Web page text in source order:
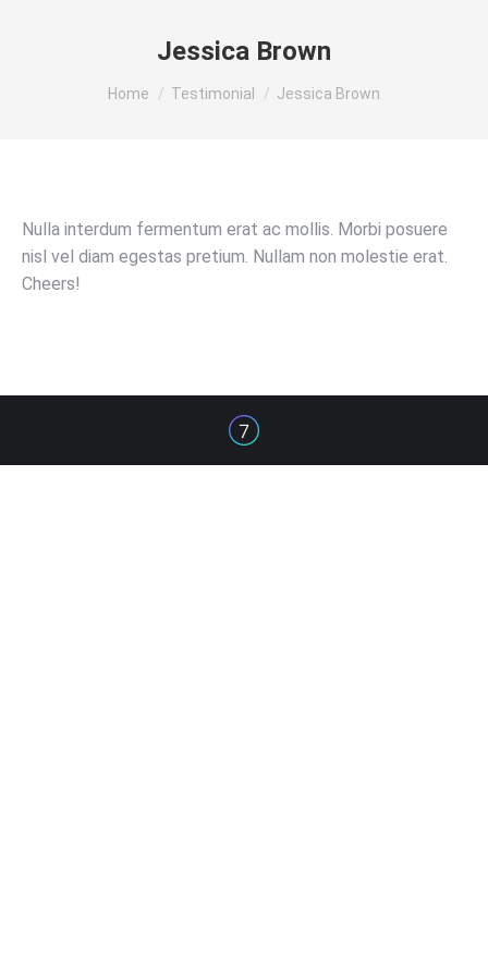
Jessica Brown
You are here:
Home Testimonial Jessica Brown
Nulla interdum fermentum erat ac mollis. Morbi posuere
nisl vel diam egestas pretium. Nullam non molestie erat.
Cheers!